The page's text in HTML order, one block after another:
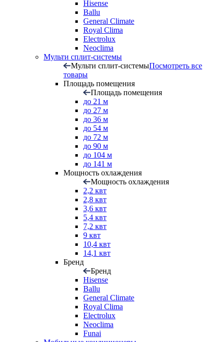
Hisense
Ballu
General Climate
Royal Clima
Electrolux
Neoclima
Мульти сплит-системы
Мульти сплит-системыПосмотреть все
товары
Площадь помещения
Площадь помещения
до 21 м
до 27 м
до 36 м
до 54 м
до 72 м
до 90 м
до 104 м
до 141 м
Мощность охлаждения
Мощность охлаждения
2,2 квт
2,8 квт
3,6 квт
5,4 квт
7,2 квт
9 квт
10,4 квт
14,1 квт
Бренд
Бренд
Hisense
Ballu
General Climate
Royal Clima
Electrolux
Neoclima
Funai